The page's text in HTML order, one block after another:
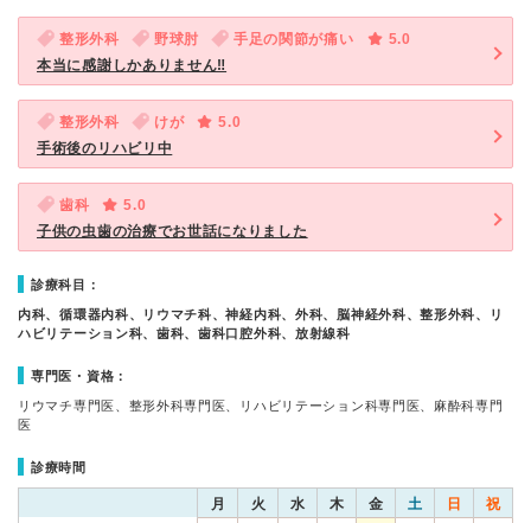
整形外科 野球肘 手足の関節が痛い
5.0
本当に感謝しかありません‼︎
整形外科 けが
5.0
手術後のリハビリ中
歯科
5.0
子供の虫歯の治療でお世話になりました
診療科目：
内科、循環器内科、リウマチ科、神経内科、外科、脳神経外科、整形外科、リ
ハビリテーション科、歯科、歯科口腔外科、放射線科
専門医・資格：
リウマチ専門医、整形外科専門医、リハビリテーション科専門医、麻酔科専門
医
診療時間
月 火 水 木 金 土 日 祝